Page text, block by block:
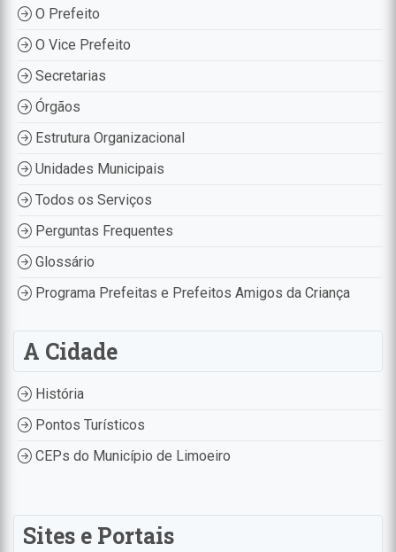
O Prefeito
O Vice Prefeito
Secretarias
Órgãos
Estrutura Organizacional
Unidades Municipais
Todos os Serviços
Perguntas Frequentes
Glossário
Programa Prefeitas e Prefeitos Amigos da Criança
A Cidade
História
Pontos Turísticos
CEPs do Município de Limoeiro
Sites e Portais